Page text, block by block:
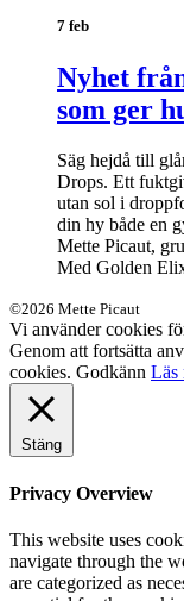
7 feb
Nyhet
som ger
Säg hejdå till
Drops. Ett
utan sol i
din hy både en
Mette Picaut,
Med Golden
©2026 Mette Picaut
Vi använder cookies
Genom att fortsätta
cookies. Godkänn Läs
Stäng
Privacy Overview
This website uses
navigate through the
are categorized as